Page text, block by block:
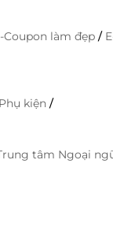
Coupon làm đẹp /
kiện /
tâm Ngoại